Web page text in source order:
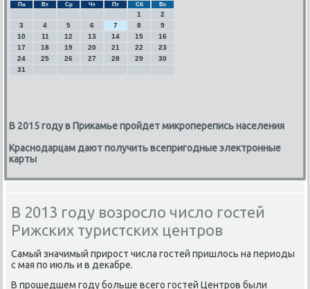
Пн Вт Ср Чт Пт Сб Вс
1
2
3
4 5 6 7 8
9
10
11 12 13 14 15
16
17
18 19 20 21 22
23
24
25 26 27 28 29
30
31
В 2015 году в Прикамье пройдет микроперепись населения
Краснодарцам дают получить всепригодные электронные
карты
В 2013 году возросло число гостей
Рижских туристских центров
Самый значимый прирост числа гостей пришлось на периоды
с мая по июль и в декабре.
В прошедшем году больше всего гостей Центров были